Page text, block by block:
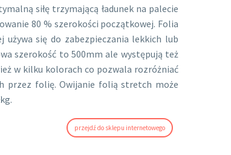
siłę trzymającą ładunek na palecie
80 % szerokości początkowej. Folia
używa się do zabezpieczania lekkich lub
szerokość to 500mm ale występują też
w kilku kolorach co pozwala rozróżniać
przez folię. Owijanie folią stretch może
przejdź do sklepu internetowego